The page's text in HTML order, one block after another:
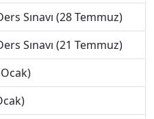
Sınavı (28 Temmuz)
Sınavı (21 Temmuz)